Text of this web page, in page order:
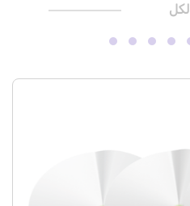
الكل